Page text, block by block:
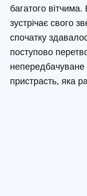
багатого
зустрічає свого
спочатку
поступово
непередбачуване
пристрасть, яка